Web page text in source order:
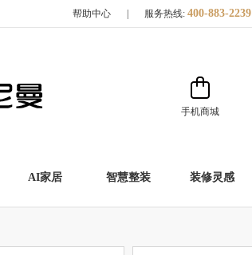
帮助中心 服务热线: 400-883-2239
手机商城
AI家居 智慧整装 装修灵感